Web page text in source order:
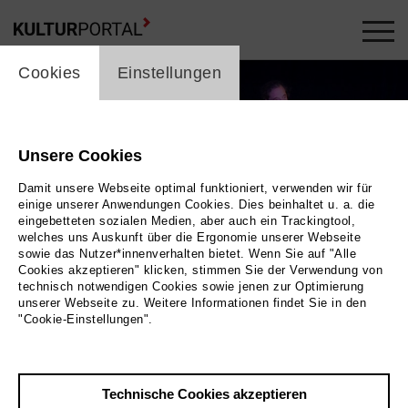
cookie_layer
Cookies Einstellungen
Unsere Cookies
Damit unsere Webseite optimal funktioniert, verwenden wir für
einige unserer Anwendungen Cookies. Dies beinhaltet u. a. die
eingebetteten sozialen Medien, aber auch ein Trackingtool,
welches uns Auskunft über die Ergonomie unserer Webseite
sowie das Nutzer*innenverhalten bietet. Wenn Sie auf "Alle
Cookies akzeptieren" klicken, stimmen Sie der Verwendung von
technisch notwendigen Cookies sowie jenen zur Optimierung
unserer Webseite zu. Weitere Informationen findet Sie in den
"Cookie-Einstellungen".
Technische Cookies akzeptieren